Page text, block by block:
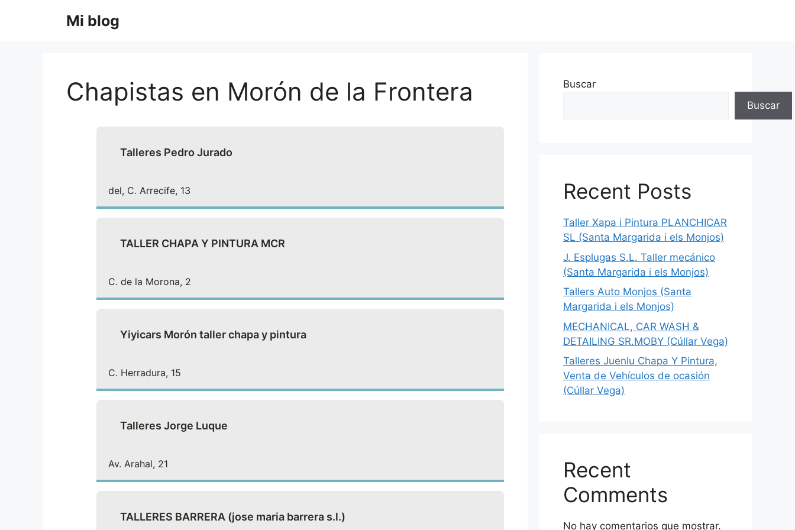
Mi blog
Chapistas en Morón de la Frontera
Talleres Pedro Jurado
del, C. Arrecife, 13
TALLER CHAPA Y PINTURA MCR
C. de la Morona, 2
Yiyicars Morón taller chapa y pintura
C. Herradura, 15
Talleres Jorge Luque
Av. Arahal, 21
TALLERES BARRERA (jose maria barrera s.l.)
Buscar
Buscar
Recent Posts
Taller Xapa i Pintura PLANCHICAR
SL (Santa Margarida i els Monjos)
J. Esplugas S.L. Taller mecánico
(Santa Margarida i els Monjos)
Tallers Auto Monjos (Santa
Margarida i els Monjos)
MECHANICAL, CAR WASH &
DETAILING SR.MOBY (Cúllar Vega)
Talleres Juenlu Chapa Y Pintura,
Venta de Vehículos de ocasión
(Cúllar Vega)
Recent
Comments
No hay comentarios que mostrar.